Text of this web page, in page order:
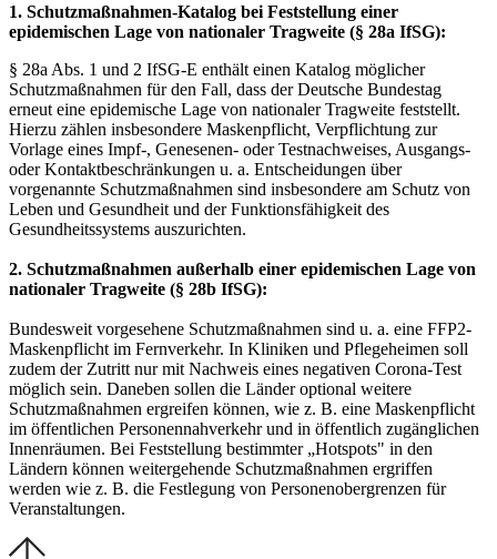
1. Schutzmaßnahmen-Katalog bei Feststellung einer
epidemischen Lage von nationaler Tragweite (§ 28a IfSG):
§ 28a Abs. 1 und 2 IfSG-E enthält einen Katalog möglicher
Schutzmaßnahmen für den Fall, dass der Deutsche Bundestag
erneut eine epidemische Lage von nationaler Tragweite feststellt.
Hierzu zählen insbesondere Maskenpflicht, Verpflichtung zur
Vorlage eines Impf-, Genesenen- oder Testnachweises, Ausgangs-
oder Kontaktbeschränkungen u. a. Entscheidungen über
vorgenannte Schutzmaßnahmen sind insbesondere am Schutz von
Leben und Gesundheit und der Funktionsfähigkeit des
Gesundheitssystems auszurichten.
2. Schutzmaßnahmen außerhalb einer epidemischen Lage von
nationaler Tragweite (§ 28b IfSG):
Bundesweit vorgesehene Schutzmaßnahmen sind u. a. eine FFP2-
Maskenpflicht im Fernverkehr. In Kliniken und Pflegeheimen soll
zudem der Zutritt nur mit Nachweis eines negativen Corona-Test
möglich sein. Daneben sollen die Länder optional weitere
Schutzmaßnahmen ergreifen können, wie z. B. eine Maskenpflicht
im öffentlichen Personennahverkehr und in öffentlich zugänglichen
Innenräumen. Bei Feststellung bestimmter „Hotspots" in den
Ländern können weitergehende Schutzmaßnahmen ergriffen
werden wie z. B. die Festlegung von Personenobergrenzen für
Veranstaltungen.